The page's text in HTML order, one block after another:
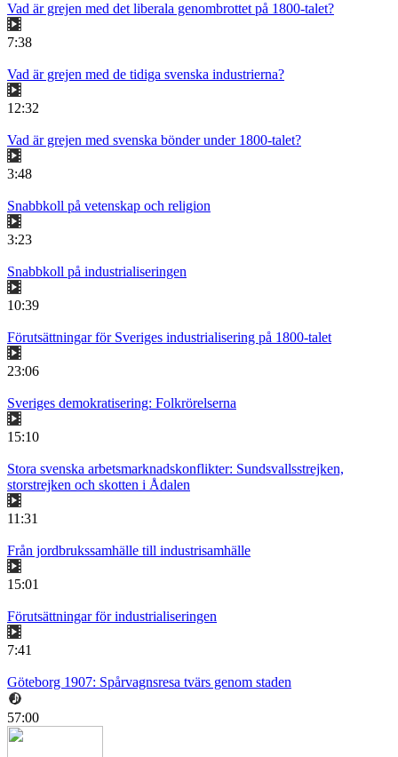
Vad är grejen med det liberala genombrottet på 1800-talet?
7:38
Vad är grejen med de tidiga svenska industrierna?
12:32
Vad är grejen med svenska bönder under 1800-talet?
3:48
Snabbkoll på vetenskap och religion
3:23
Snabbkoll på industrialiseringen
10:39
Förutsättningar för Sveriges industrialisering på 1800-talet
23:06
Sveriges demokratisering: Folkrörelserna
15:10
Stora svenska arbetsmarknadskonflikter: Sundsvallsstrejken,
storstrejken och skotten i Ådalen
11:31
Från jordbrukssamhälle till industrisamhälle
15:01
Förutsättningar för industrialiseringen
7:41
Göteborg 1907: Spårvagnsresa tvärs genom staden
57:00